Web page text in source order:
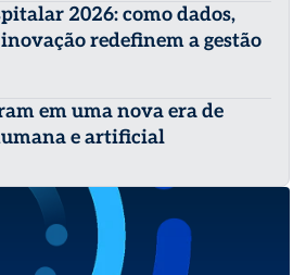
2026: como dados,
redefinem a gestão
em uma nova era de
e artificial